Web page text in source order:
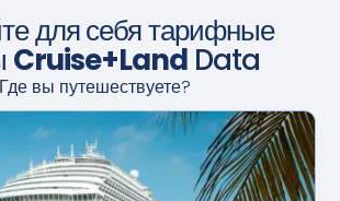
для себя тарифные
Cruise+LandData
Где вы путешествуете?